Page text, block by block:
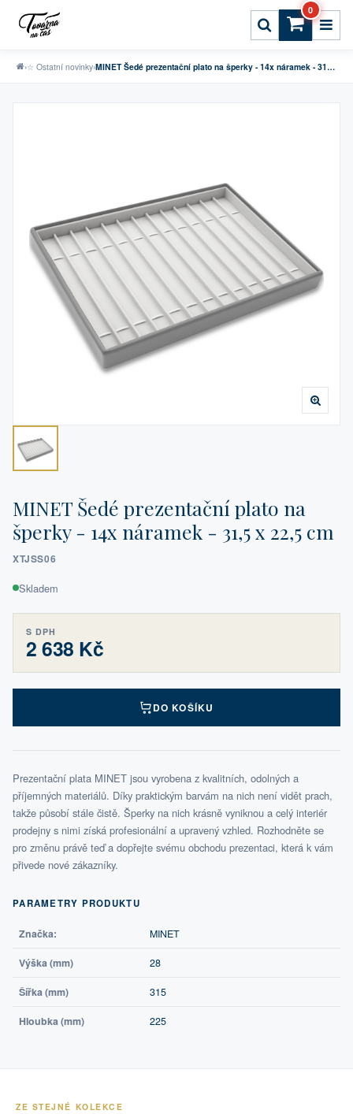
0
›☆ Ostatní novinky› MINET Šedé prezentační plato na šperky - 14x náramek - 31,5 x 22,5 cm
MINET Šedé prezentační plato na
šperky - 14x náramek - 31,5 x 22,5 cm
XTJSS06
Skladem
S DPH
2 638 Kč
DO KOŠÍKU
Prezentační plata MINET jsou vyrobena z kvalitních, odolných a
příjemných materiálů. Díky praktickým barvám na nich není vidět prach,
takže působí stále čistě. Šperky na nich krásně vyniknou a celý interiér
prodejny s nimi získá profesionální a upravený vzhled. Rozhodněte se
pro změnu právě teď a dopřejte svému obchodu prezentaci, která k vám
přivede nové zákazníky.
PARAMETRY PRODUKTU
Značka: MINET
Výška (mm) 28
Šířka (mm) 315
Hloubka (mm) 225
ZE STEJNÉ KOLEKCE